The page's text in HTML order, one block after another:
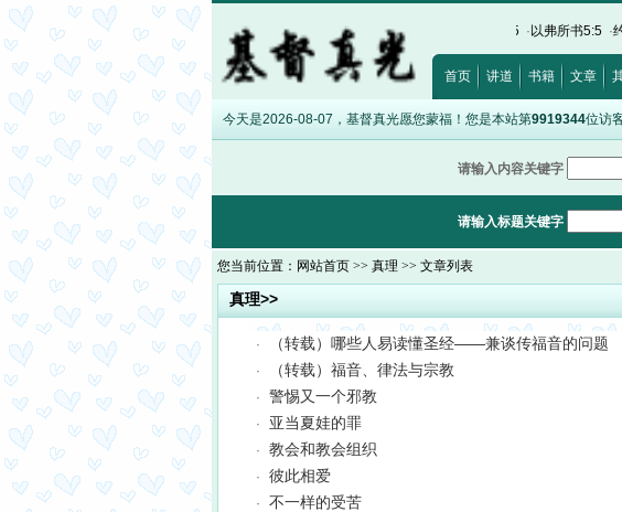
·约翰福音8:12·诗篇32:5 希伯来书12:28 出埃及记20:17· 以弗所书5:5·约翰
首页 讲道 书籍 文章
今天是2026-08-07，基督真光愿您蒙福！您是本站第9919344位访客
请输入内容关键字
请输入标题关键字
您当前位置： 网站首页 >> 真理 >> 文章列表
真理>>
· （转载）哪些人易读懂圣经——兼谈传福音的问题
·
（转载）福音、律法与宗教
·
警惕又一个邪教
·
亚当夏娃的罪
·
教会和教会组织
·
彼此相爱
·
不一样的受苦